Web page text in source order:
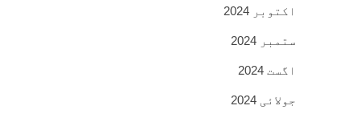
اکتوبر 2024
ستمبر 2024
اگست 2024
جولائی 2024